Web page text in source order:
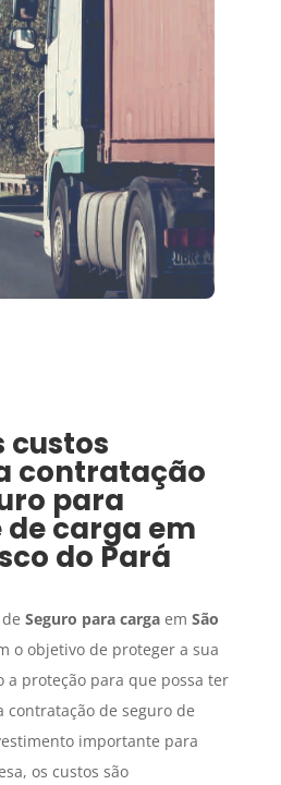
custos
contratação
para
carga em
do Pará
Seguro para cargaem São
o objetivo de proteger a sua
a proteção para que possa ter
contratação de seguro de
importante para
os custos são